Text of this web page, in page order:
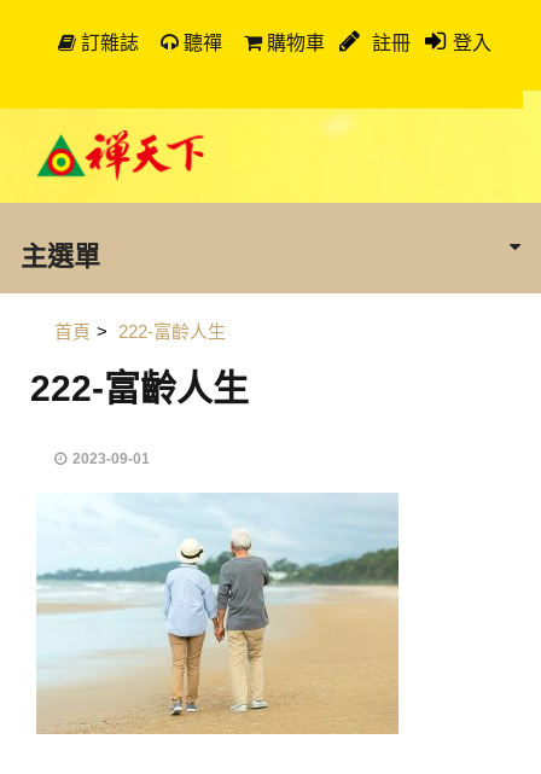
訂雜誌 聽禪 購物車 註冊 登入
主選單
首頁 > 222-富齡人生
222-富齡人生
2023-09-01